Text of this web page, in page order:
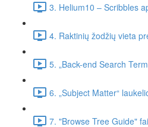
3. Helium10 – Scribbles
4. Raktinių žodžių vieta
5. „Back-end Search
6. „Subject Matter“
7. "Browse Tree Guide"